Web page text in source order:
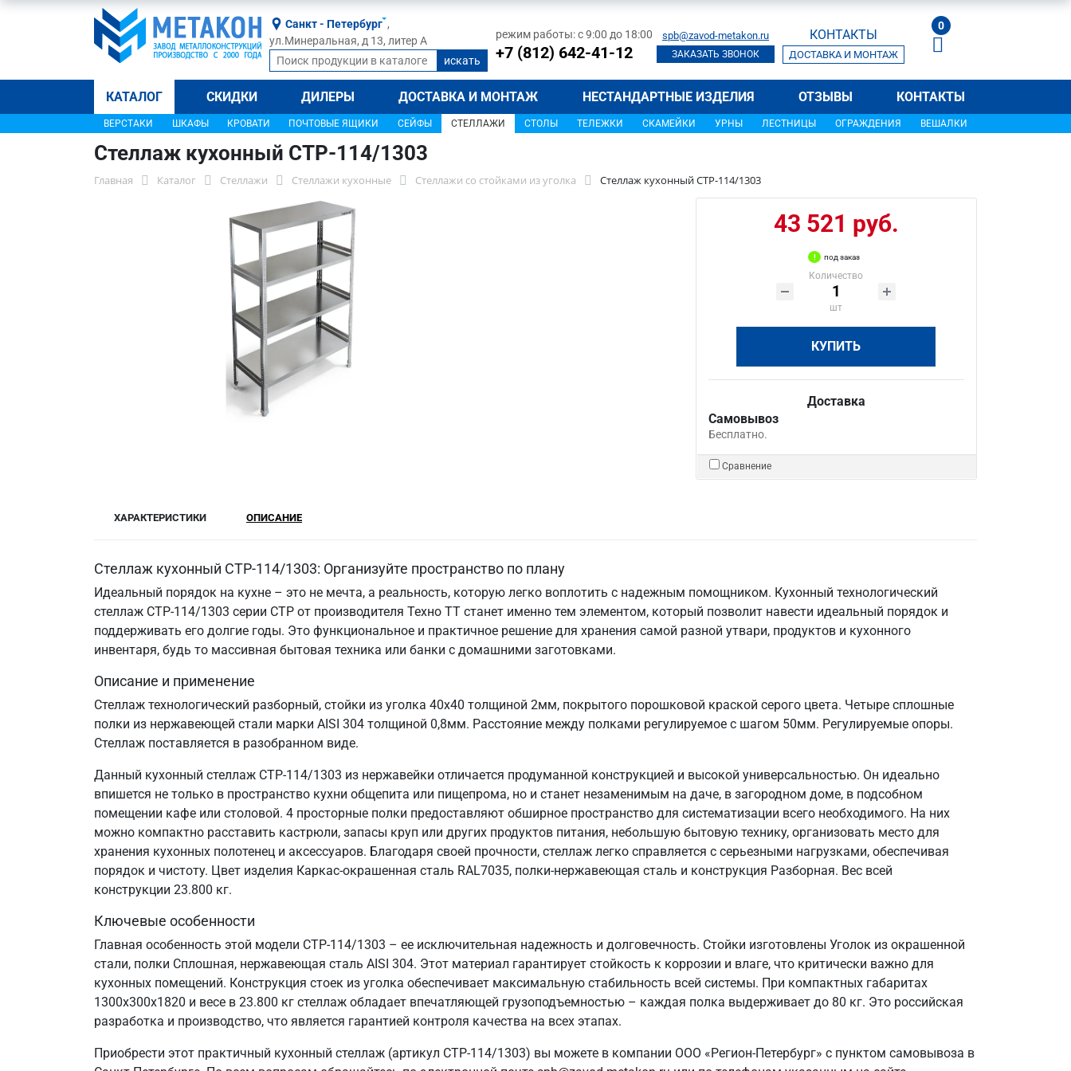
Санкт - Петербург ,
ул.Минеральная, д 13, литер А
режим работы: с 9:00 до 18:00
+7 (812) 642-41-12
spb@zavod-metakon.ru
ЗАКАЗАТЬ ЗВОНОК
КОНТАКТЫ
ДОСТАВКА И МОНТАЖ
0
КАТАЛОГ СКИДКИ ДИЛЕРЫ ДОСТАВКА И МОНТАЖ НЕСТАНДАРТНЫЕ ИЗДЕЛИЯ ОТЗЫВЫ КОНТАКТЫ
ВЕРСТАКИ ШКАФЫ КРОВАТИ ПОЧТОВЫЕ ЯЩИКИ СЕЙФЫ СТЕЛЛАЖИ СТОЛЫ ТЕЛЕЖКИ СКАМЕЙКИ УРНЫ ЛЕСТНИЦЫ ОГРАЖДЕНИЯ ВЕШАЛКИ
Стеллаж кухонный СТР-114/1303
Главная Каталог Стеллажи Стеллажи кухонные Стеллажи со стойками из уголка Стеллаж кухонный СТР-114/1303
43 521 руб.
под заказ
Количество
шт
КУПИТЬ
Доставка
Самовывоз
Бесплатно.
Сравнение
ХАРАКТЕРИСТИКИ ОПИСАНИЕ
Стеллаж кухонный СТР-114/1303: Организуйте пространство по плану
Идеальный порядок на кухне – это не мечта, а реальность, которую легко воплотить с надежным помощником. Кухонный технологический
стеллаж СТР-114/1303 серии СТР от производителя Техно ТТ станет именно тем элементом, который позволит навести идеальный порядок и
поддерживать его долгие годы. Это функциональное и практичное решение для хранения самой разной утвари, продуктов и кухонного
инвентаря, будь то массивная бытовая техника или банки с домашними заготовками.
Описание и применение
Стеллаж технологический разборный, стойки из уголка 40х40 толщиной 2мм, покрытого порошковой краской серого цвета. Четыре сплошные
полки из нержавеющей стали марки AISI 304 толщиной 0,8мм. Расстояние между полками регулируемое с шагом 50мм. Регулируемые опоры.
Стеллаж поставляется в разобранном виде.
Данный кухонный стеллаж СТР-114/1303 из нержавейки отличается продуманной конструкцией и высокой универсальностью. Он идеально
впишется не только в пространство кухни общепита или пищепрома, но и станет незаменимым на даче, в загородном доме, в подсобном
помещении кафе или столовой. 4 просторные полки предоставляют обширное пространство для систематизации всего необходимого. На них
можно компактно расставить кастрюли, запасы круп или других продуктов питания, небольшую бытовую технику, организовать место для
хранения кухонных полотенец и аксессуаров. Благодаря своей прочности, стеллаж легко справляется с серьезными нагрузками, обеспечивая
порядок и чистоту. Цвет изделия Каркас-окрашенная сталь RAL7035, полки-нержавеющая сталь и конструкция Разборная. Вес всей
конструкции 23.800 кг.
Ключевые особенности
Главная особенность этой модели СТР-114/1303 – ее исключительная надежность и долговечность. Стойки изготовлены Уголок из окрашенной
стали, полки Сплошная, нержавеющая сталь AISI 304. Этот материал гарантирует стойкость к коррозии и влаге, что критически важно для
кухонных помещений. Конструкция стоек из уголка обеспечивает максимальную стабильность всей системы. При компактных габаритах
1300х300х1820 и весе в 23.800 кг стеллаж обладает впечатляющей грузоподъемностью – каждая полка выдерживает до 80 кг. Это российская
разработка и производство, что является гарантией контроля качества на всех этапах.
Приобрести этот практичный кухонный стеллаж (артикул СТР-114/1303) вы можете в компании ООО «Регион-Петербург» с пунктом самовывоза в